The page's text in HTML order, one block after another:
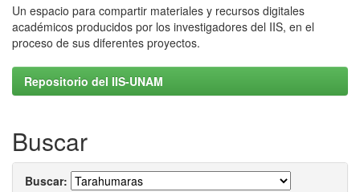
Un espacio para compartir materiales y recursos digitales
académicos producidos por los investigadores del IIS, en el
proceso de sus diferentes proyectos.
Repositorio del IIS-UNAM
Buscar
Buscar: